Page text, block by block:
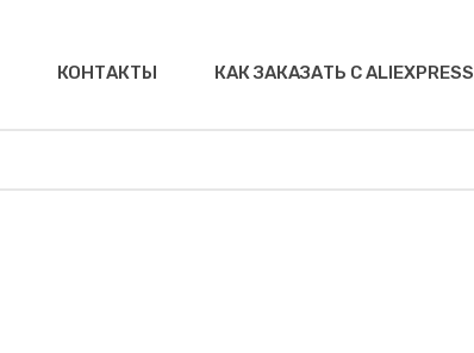
КОНТАКТЫ КАК ЗАКАЗАТЬ С ALIEXPRESS